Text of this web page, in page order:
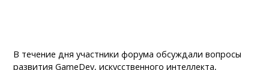
В течение дня участники форума обсуждали вопросы
развития GameDev, искусственного интеллекта,